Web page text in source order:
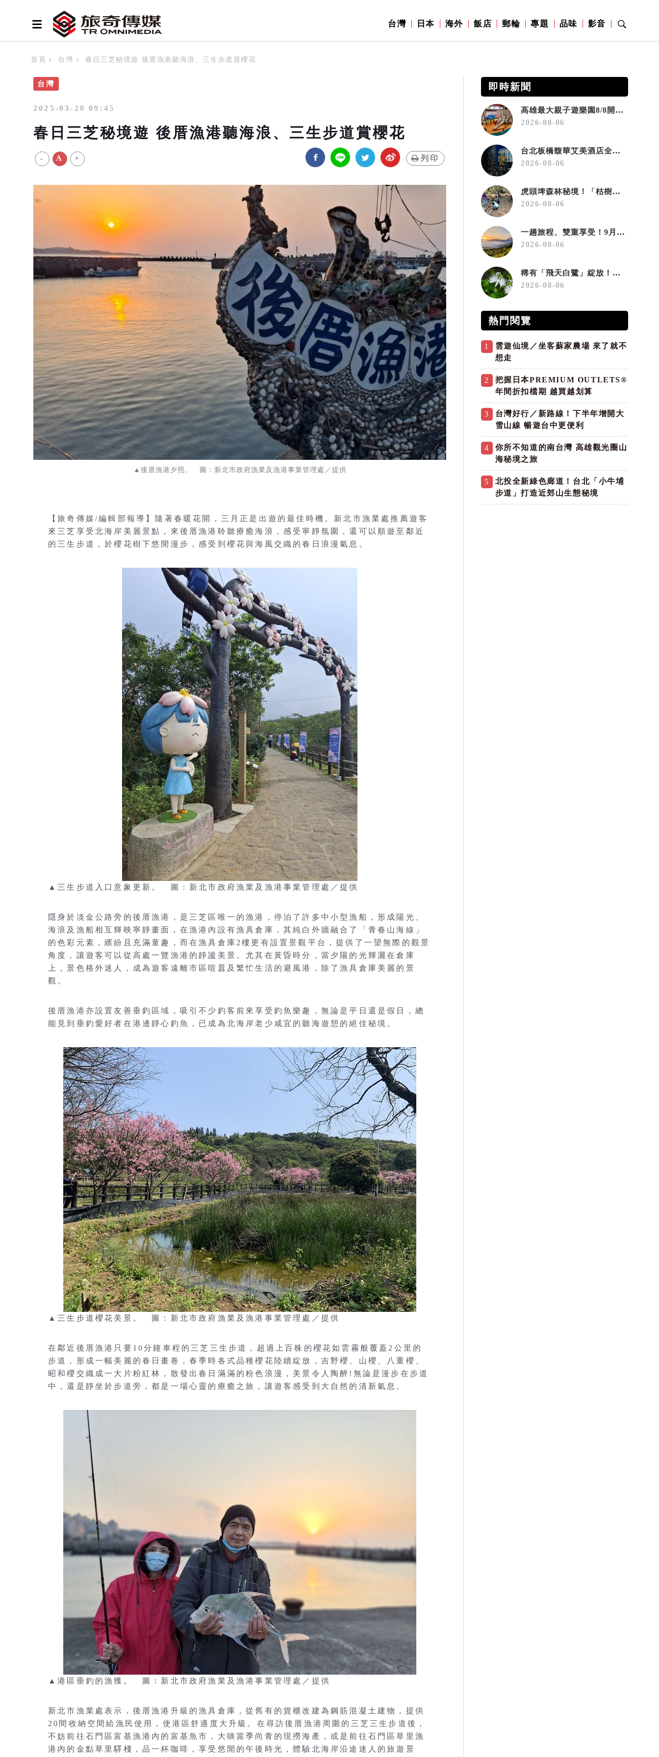
台灣 日本 海外 飯店 郵輪 專題 品味 影音
首頁 台灣 春日三芝秘境遊 後厝漁港聽海浪、三生步道賞櫻花
台灣
2025-03-20 09:45
春日三芝秘境遊 後厝漁港聽海浪、三生步道賞櫻花
- A + 列印
▲後厝漁港夕照。 圖：新北市政府漁業及漁港事業管理處／提供
【旅奇傳媒/編輯部報導】隨著春暖花開，三月正是出遊的最佳時機。新北市漁業處推薦遊客
來三芝享受北海岸美麗景點，來後厝漁港聆聽療癒海浪，感受寧靜氛圍，還可以順遊至鄰近
的三生步道，於櫻花樹下悠閒漫步，感受到櫻花與海風交織的春日浪漫氣息。
▲三生步道入口意象更新。 圖：新北市政府漁業及漁港事業管理處／提供
隱身於淡金公路旁的後厝漁港，是三芝區唯一的漁港，停泊了許多中小型漁船，形成陽光、
海浪及漁船相互輝映寧靜畫面，在漁港內設有漁具倉庫，其純白外牆融合了「青春山海線」
的色彩元素，繽紛且充滿童趣，而在漁具倉庫2樓更有設置景觀平台，提供了一望無際的觀景
角度，讓遊客可以從高處一覽漁港的靜謐美景。尤其在黃昏時分，當夕陽的光輝灑在倉庫
上，景色格外迷人，成為遊客遠離市區喧囂及繁忙生活的避風港，除了漁具倉庫美麗的景
觀。
後厝漁港亦設置友善垂釣區域，吸引不少釣客前來享受釣魚樂趣，無論是平日還是假日，總
能見到垂釣愛好者在港邊靜心釣魚，已成為北海岸老少咸宜的聽海遊憩的絕佳秘境。
▲三生步道櫻花美景。 圖：新北市政府漁業及漁港事業管理處／提供
在鄰近後厝漁港只要10分鐘車程的三芝三生步道，超過上百株的櫻花如雲霧般覆蓋2公里的
步道，形成一幅美麗的春日畫卷，春季時各式品種櫻花陸續綻放，吉野櫻、山櫻、八重櫻、
昭和櫻交織成一大片粉紅林，散發出春日滿滿的粉色浪漫，美景令人陶醉!無論是漫步在步道
中，還是靜坐於步道旁，都是一場心靈的療癒之旅，讓遊客感受到大自然的清新氣息。
▲港區垂釣的漁獲。 圖：新北市政府漁業及漁港事業管理處／提供
新北市漁業處表示，後厝漁港升級的漁具倉庫，從舊有的貨櫃改建為鋼筋混凝土建物，提供
20間收納空間給漁民使用，使港區舒適度大升級。在尋訪後厝漁港周圍的三芝三生步道後，
不妨前往石門區富基漁港內的富基魚市，大啖當季尚青的現撈海產，或是前往石門區草里漁
港內的金點草里驛棧，品一杯咖啡，享受悠閒的午後時光，體驗北海岸沿途迷人的旅遊景
即時新聞
高雄最大親子遊樂園8/8開幕！30項設施免費玩、YOYO家族嗨翻暑假
2026-08-06
台北板橋馥華艾美酒店全新開幕 感官藝術策展打造旅居新風格
2026-08-06
虎頭埤森林秘境！「枯樹籬步道」生態復育有成 走進大自然生命教室
2026-08-06
一趟旅程、雙重享受！9月住宿合歡山 順遊奧萬大10元優惠入園
2026-08-06
稀有「飛天白鷺」綻放！神戶六甲高山植物園「鷺草」珍貴現身
2026-08-06
熱門閱覽
1
雲遊仙境／坐客蘇家農場 來了就不
想走
2
把握日本PREMIUM OUTLETS®
年間折扣檔期 越買越划算
3
台灣好行／新路線！下半年增開大
雪山線 暢遊台中更便利
4
你所不知道的南台灣 高雄觀光圈山
海秘境之旅
5
北投全新綠色廊道！台北「小牛埔
步道」打造近郊山生態秘境